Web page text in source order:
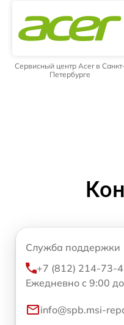
Сервисный центр Acer в
Петербурге
Служба поддержки
+7 (812) 214-73-
Ежедневно с 9:00
info@spb.msi-